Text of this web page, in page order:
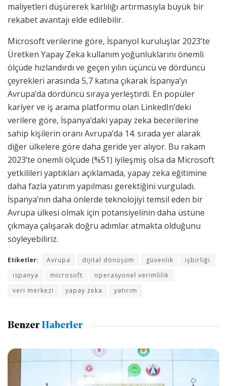
maliyetleri düşürerek karlılığı artırmasıyla büyük bir
rekabet avantajı elde edilebilir.
Microsoft verilerine göre, İspanyol kuruluşlar 2023’te
Üretken Yapay Zeka kullanım yoğunluklarını önemli
ölçüde hızlandırdı ve geçen yılın üçüncü ve dördüncü
çeyrekleri arasında 5,7 katına çıkarak İspanya’yı
Avrupa’da dördüncü sıraya yerleştirdi. En popüler
kariyer ve iş arama platformu olan LinkedIn’deki
verilere göre, İspanya’daki yapay zeka becerilerine
sahip kişilerin oranı Avrupa’da 14. sırada yer alarak
diğer ülkelere göre daha geride yer alıyor. Bu rakam
2023’te önemli ölçüde (%51) iyileşmiş olsa da Microsoft
yetkilileri yaptıkları açıklamada, yapay zeka eğitimine
daha fazla yatırım yapılması gerektiğini vurguladı.
İspanya’nın daha önlerde teknolojiyi temsil eden bir
Avrupa ülkesi olmak için potansiyelinin daha üstüne
çıkmaya çalışarak doğru adımlar atmakta olduğunu
söyleyebiliriz.
Etiketler: Avrupa dijital dönüşüm güvenlik
işbirliği
ispanya
microsoft
operasyonel verimlilik
veri merkezi
yapay zeka yatırım
Benzer Haberler